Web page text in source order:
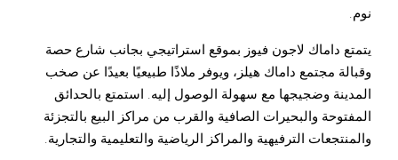
نوم.
يتمتع داماك لاجون فيوز بموقع استراتيجي بجانب شارع حصة
وقبالة مجتمع داماك هيلز، ويوفر ملاذًا طبيعيًا بعيدًا عن صخب
المدينة وضجيجها مع سهولة الوصول إليه. استمتع بالحدائق
المفتوحة والبحيرات الصافية والقرب من مراكز البيع بالتجزئة
والمنتجعات الترفيهية والمراكز الرياضية والتعليمية والتجارية.